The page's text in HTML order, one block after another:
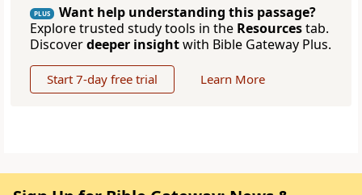
PLUS
Want help understanding this passage?
Explore trusted study tools in the Resourcestab.
Discoverdeeper insightwith Bible Gateway Plus.
Start 7-day free trial Learn More